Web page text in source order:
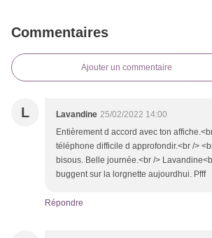
Commentaires
Ajouter un commentaire
L Lavandine 25/02/2022 14:00
Entièrement d accord avec ton
téléphone difficile d approfondir.<br />
bisous. Belle journée.<br />
buggent sur la lorgnette aujourdhui. Pfff
Répondre